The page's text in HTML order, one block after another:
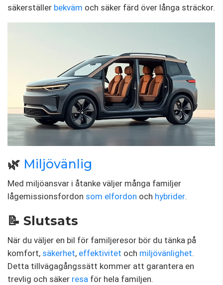
säkerställer bekväm och säker färd över långa sträckor.
🌿 Miljövänlig
Med miljöansvar i åtanke väljer många familjer
lågemissionsfordon som elfordon och hybrider.
📝 Slutsats
När du väljer en bil för familjeresor bör du tänka på
komfort, säkerhet, effektivitet och miljövänlighet.
Detta tillvägagångssätt kommer att garantera en
trevlig och säker resa för hela familjen.